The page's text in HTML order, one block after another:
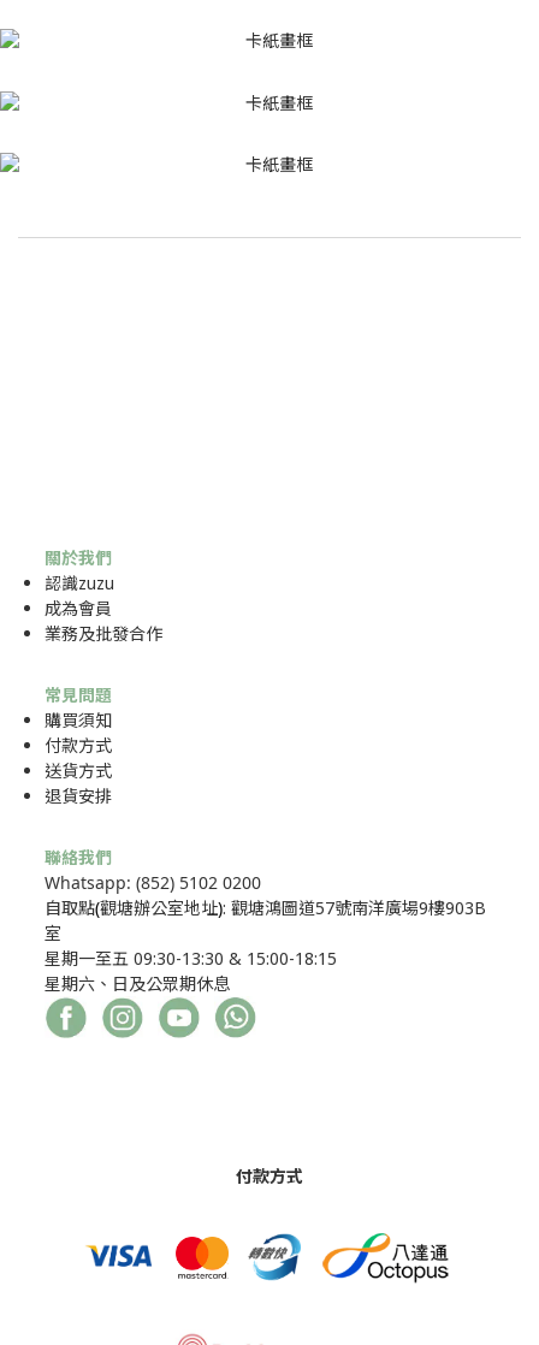
關於我們
認識zuzu
成為會員
業務及批發合作
常見問題
購買須知
付款方式
送貨方式
退貨安排
聯絡我們
Whatsapp: (852) 5102 0200
自取點(觀塘辦公室地址): 觀塘鴻圖道57號南洋廣場9樓903B
室
星期一至五 09:30-13:30 & 15:00-18:15
星期六、日及公眾期休息
付款方式